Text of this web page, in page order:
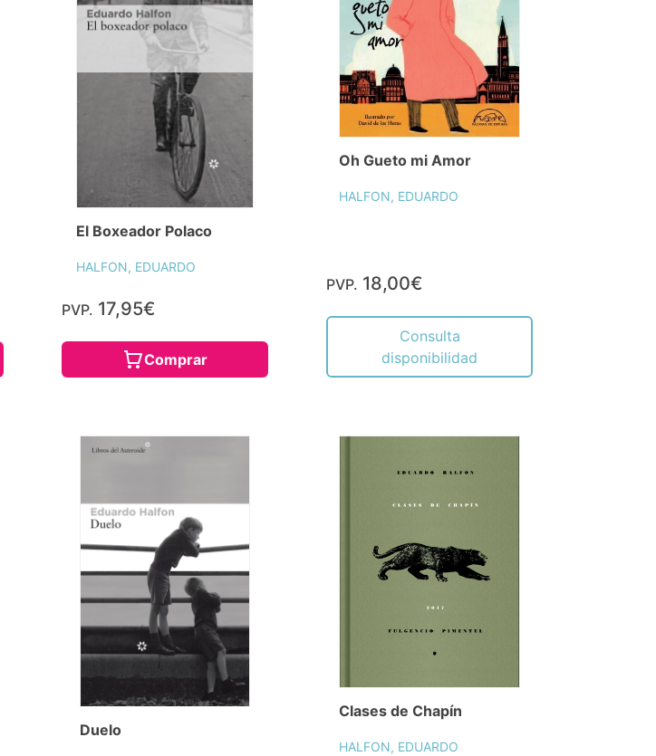
El Boxeador Polaco
HALFON, EDUARDO
PVP. 17,95€
Comprar
Oh Gueto mi Amor
HALFON, EDUARDO
PVP. 18,00€
Consulta
disponibilidad
Duelo
Clases de Chapín
HALFON, EDUARDO